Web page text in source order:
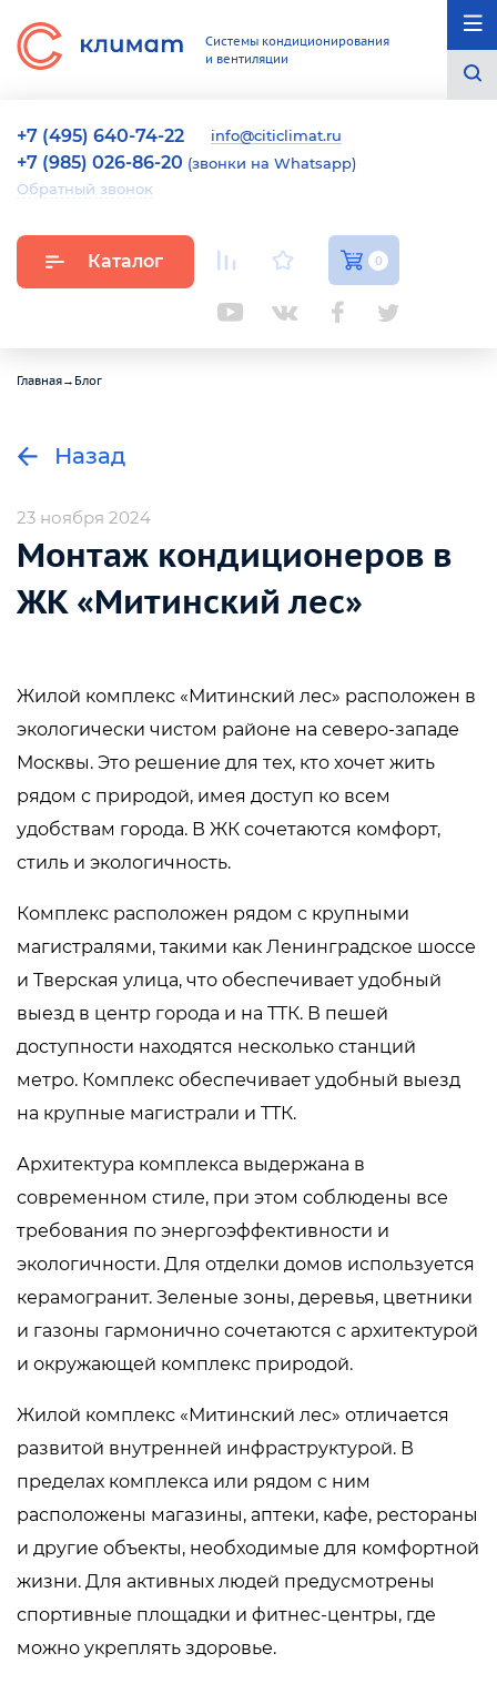
Системы кондиционирования
и вентиляции
+7 (495) 640-74-22 info@citiclimat.ru
+7 (985) 026-86-20 (звонки на Whatsapp)
Обратный звонок
Каталог 0
Главная→ Блог
Назад
23 ноября 2024
Монтаж кондиционеров в
ЖК «Митинский лес»
Жилой комплекс «Митинский лес» расположен в
экологически чистом районе на северо-западе
Москвы. Это решение для тех, кто хочет жить
рядом с природой, имея доступ ко всем
удобствам города. В ЖК сочетаются комфорт,
стиль и экологичность.
Комплекс расположен рядом с крупными
магистралями, такими как Ленинградское шоссе
и Тверская улица, что обеспечивает удобный
выезд в центр города и на ТТК. В пешей
доступности находятся несколько станций
метро. Комплекс обеспечивает удобный выезд
на крупные магистрали и ТТК.
Архитектура комплекса выдержана в
современном стиле, при этом соблюдены все
требования по энергоэффективности и
экологичности. Для отделки домов используется
керамогранит. Зеленые зоны, деревья, цветники
и газоны гармонично сочетаются с архитектурой
и окружающей комплекс природой.
Жилой комплекс «Митинский лес» отличается
развитой внутренней инфраструктурой. В
пределах комплекса или рядом с ним
расположены магазины, аптеки, кафе, рестораны
и другие объекты, необходимые для комфортной
жизни. Для активных людей предусмотрены
спортивные площадки и фитнес-центры, где
можно укреплять здоровье.